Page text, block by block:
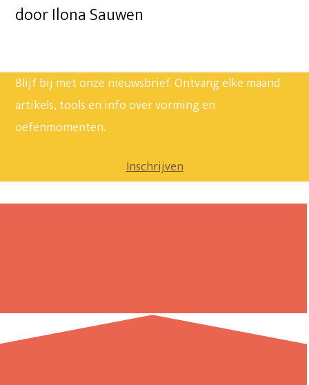
door Ilona Sauwen
Blijf bij met onze nieuwsbrief. Ontvang elke maand
artikels, tools en info over vorming en
oefenmomenten.
Inschrijven